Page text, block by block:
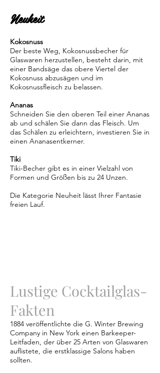
Neuheit
Kokosnuss
Der beste Weg, Kokosnussbecher für
Glaswaren herzustellen, besteht darin, mit
einer Bandsäge das obere Viertel der
Kokosnuss abzusägen und im
Kokosnussfleisch zu belassen.
Ananas
Schneiden Sie den oberen Teil einer Ananas
ab und schälen Sie dann das Fleisch. Um
das Schälen zu erleichtern, investieren Sie in
einen Ananasentkerner.
Tiki
Tiki-Becher gibt es in einer Vielzahl von
Formen und Größen bis zu 24 Unzen.
Die Kategorie Neuheit lässt Ihrer Fantasie
freien Lauf.
Lustige Cocktailglas-
Fakten
1884 veröffentlichte die G. Winter Brewing
Company in New York einen Barkeeper-
Leitfaden, der über 25 Arten von Glaswaren
auflistete, die erstklassige Salons haben
sollten.